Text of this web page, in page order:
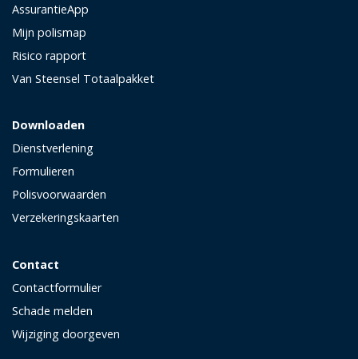
AssurantieApp
Mijn polismap
Risico rapport
Van Steensel Totaalpakket
Downloaden
Dienstverlening
Formulieren
Polisvoorwaarden
Verzekeringskaarten
Contact
Contactformulier
Schade melden
Wijziging doorgeven